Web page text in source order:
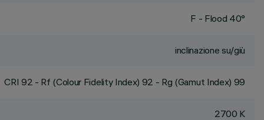
F - Flood 40°
inclinazione su/giù
CRI 92 - Rf (Colour Fidelity Index) 92 - Rg (Gamut Index) 99
2700 K